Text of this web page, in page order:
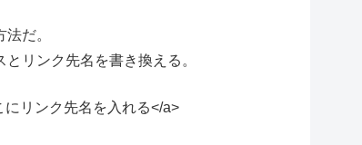
だ。
リンク先名を書き換える。
にリンク先名を入れる</a>